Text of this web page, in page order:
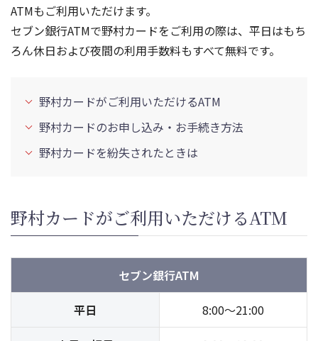
ATMもご利用いただけます。
セブン銀行ATMで野村カードをご利用の際は、平日はもち
ろん休日および夜間の利用手数料もすべて無料です。
野村カードがご利用いただけるATM
野村カードのお申し込み・お手続き方法
野村カードを紛失されたときは
野村カードがご利用いただけるATM
セブン銀行ATM
平日 8:00～21:00